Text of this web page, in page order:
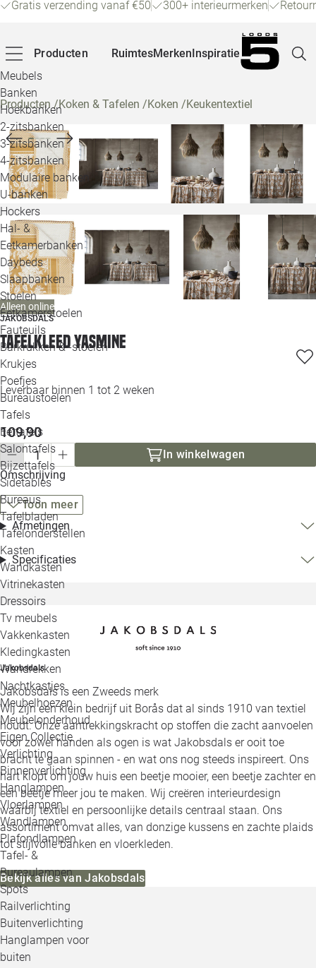
Gratis verzending vanaf €50 300+ interieurmerken
Producten
Meubels
Banken
Hoekbanken
2-zitsbanken
3-zitsbanken
4-zitsbanken
Modulaire banken
U-banken
Hockers
Hal- &
Eetkamerbanken
Daybeds
Slaapbanken
Stoelen
Eetkamerstoelen
Fauteuils
Barkrukken & -stoelen
Krukjes
Poefjes
Bureaustoelen
Tafels
Eettafels
Salontafels
Bijzettafels
Sidetables
Bureaus
Tafelbladen
Tafelonderstellen
Kasten
Wandkasten
Vitrinekasten
Dressoirs
Tv meubels
Vakkenkasten
Kledingkasten
Wandrekken
Nachtkastjes
Meubelhoezen
Meubelonderhoud
Eigen Collectie
Verlichting
Binnenverlichting
Hanglampen
Vloerlampen
Wandlampen
Plafondlampen
Tafel- &
Bureaulampen
Spots
Railverlichting
Buitenverlichting
Hanglampen voor
buiten
RuimtesMerkenInspiratie
Alle
Producten/Koken & Tafelen /Koken /Keukentextiel
Alleen online
JAKOBSDALS
Tafelkleed Yasmine
Leverbaar binnen 1 tot 2 weken
109,90
In winkelwagen
Omschrijving
Toon meer
Afmetingen
Specificaties
Jakobsdals
Jakobsdals is een Zweeds merk
Wij zijn een klein bedrijf uit Borås dat al sinds 1910 van textiel
houdt. Onze aantrekkingskracht op stoffen die zacht aanvoelen
voor zowel handen als ogen is wat Jakobsdals er ooit toe
bracht te gaan spinnen - en wat ons nog steeds inspireert. Ons
hart klopt om jouw huis een beetje mooier, een beetje zachter en
een beetje meer jou te maken. Wij creëren interieurdesign
waarbij textiel en persoonlijke details centraal staan. Ons
assortiment omvat alles, van donzige kussens en zachte plaids
tot stijlvolle banken en vloerkleden.
Bekijk alles van Jakobsdals